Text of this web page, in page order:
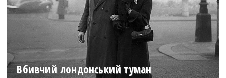
Вбивчий лондонський туман